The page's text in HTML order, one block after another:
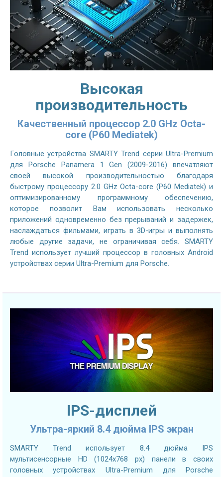
Высокая
производительность
Качественный процессор 2.0 GHz Octa-
core (P60 Mediatek)
Головные устройства SMARTY Trend серии Ultra-Premium
для Porsche Panamera 1 Gen (2009-2016) впечатляют
своей высокой производительностью благодаря
быстрому процессору 2.0 GHz Octa-core (P60 Mediatek) и
оптимизированному программному обеспечению,
которое позволит Вам использовать несколько
приложений одновременно без прерываний и задержек,
наслаждаться фильмами, играть в 3D-игры и выполнять
любые другие задачи, не ограничивая себя. SMARTY
Trend использует лучший процессор в головных Android
устройствах серии Ultra-Premium для Porsche.
IPS-дисплей
Ультра-яркий 8.4 дюйма IPS экран
SMARTY Trend использует 8.4 дюйма IPS
мультисенсорные HD (1024x768 px) панели в своих
головных устройствах Ultra-Premium для Porsche